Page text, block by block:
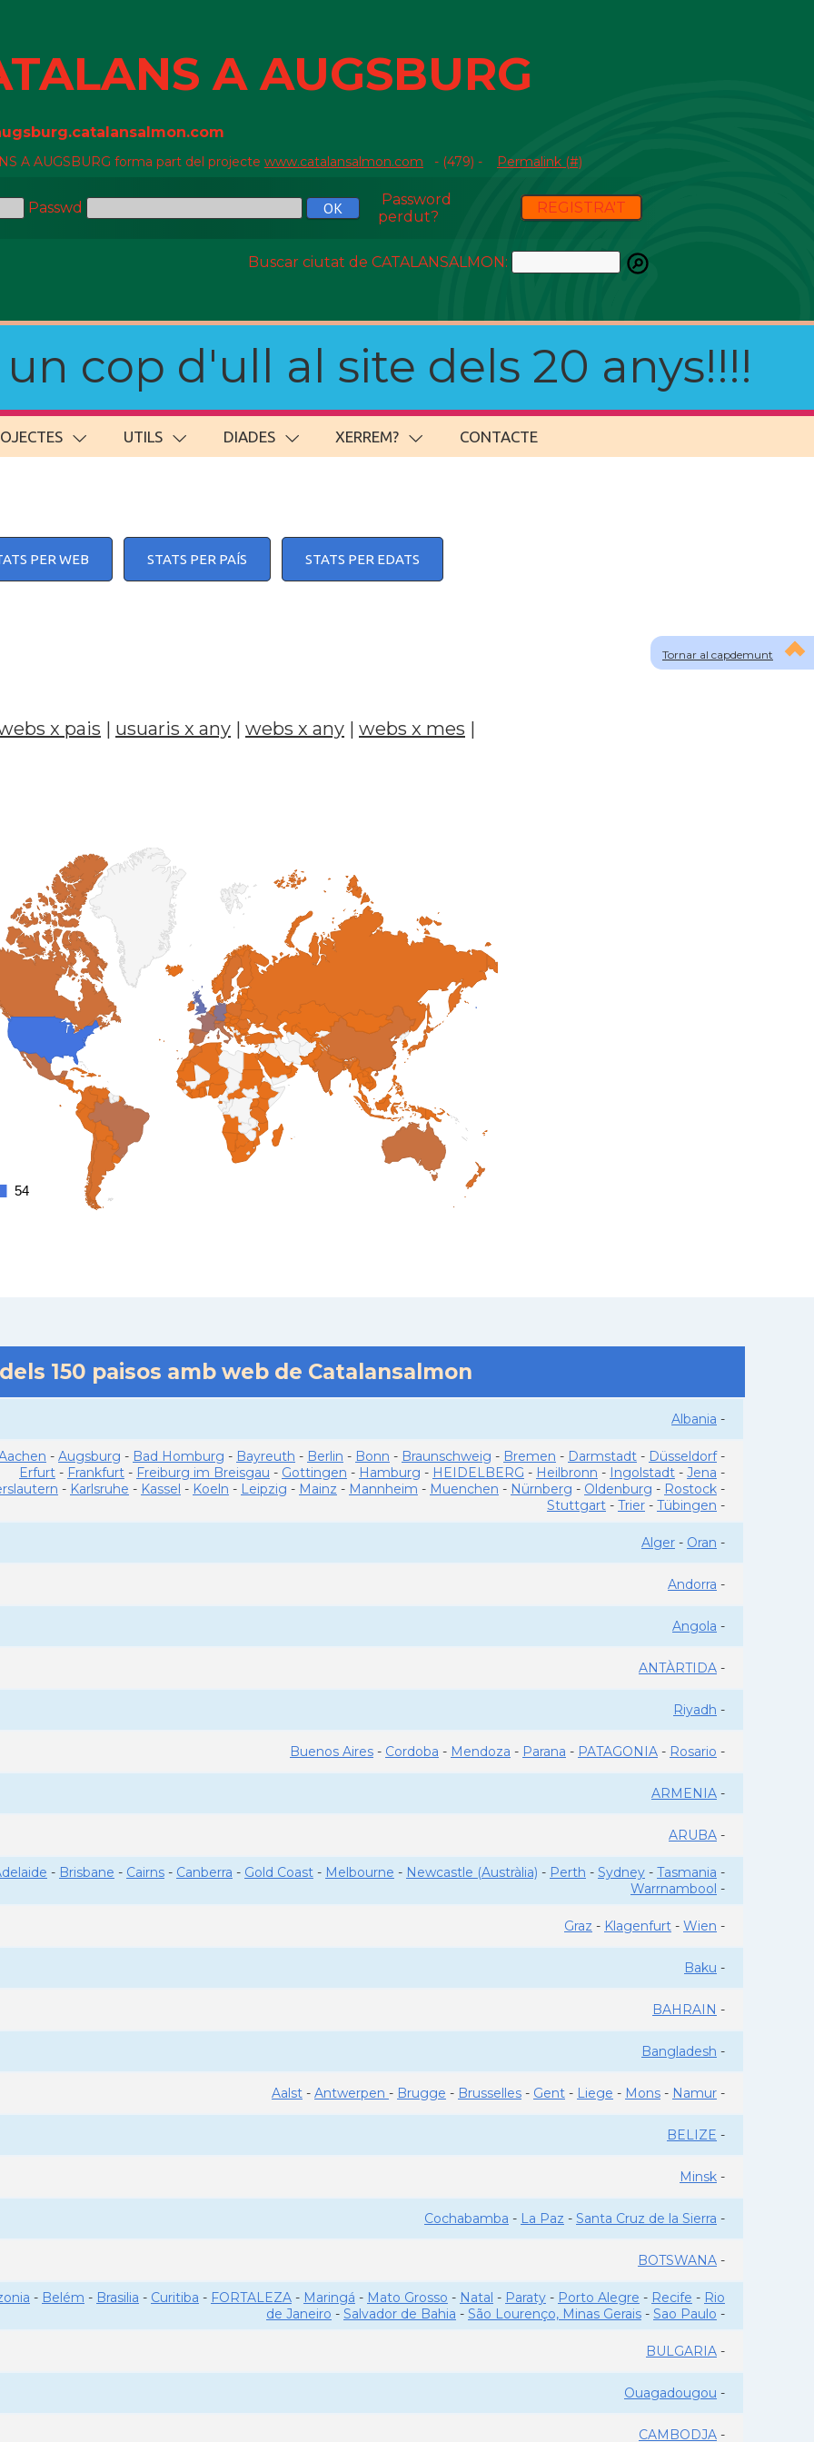
A AUGSBURG
A AUGSBURG forma part del projecte www.catalansalmon.com - (479) - Permalink (#)
Passwd
Password
perdut?
REGISTRA'T
Buscar ciutat de CATALANSALMON:
cop d'ull al site dels 20 anys!!!!
UTILS DIADES XERREM? CONTACTE
Tornar al capdemunt
PER WEB STATS PER PAÍS STATS PER EDATS
x pais | usuaris x any | webs x any | webs x mes |
54
54
150 paisos amb web de Catalansalmon
Albania -
- Augsburg - Bad Homburg - Bayreuth - Berlin - Bonn - Braunschweig - Bremen - Darmstadt - Düsseldorf-
Erfurt - Frankfurt - Freiburg im Breisgau - Gottingen - Hamburg - HEIDELBERG - Heilbronn - Ingolstadt - Jena -
- Karlsruhe - Kassel - Koeln - Leipzig - Mainz - Mannheim - Muenchen - Nürnberg - Oldenburg - Rostock -
Stuttgart - Trier - Tübingen -
Alger - Oran -
Andorra -
Angola -
ANTÀRTIDA -
Riyadh -
Buenos Aires - Cordoba - Mendoza - Parana - PATAGONIA - Rosario -
ARMENIA -
ARUBA -
- Brisbane - Cairns - Canberra - Gold Coast - Melbourne - Newcastle (Austràlia) - Perth - Sydney - Tasmania -
Warrnambool -
Graz - Klagenfurt - Wien -
Baku -
BAHRAIN -
Bangladesh -
Aalst - Antwerpen - Brugge - Brusselles - Gent - Liege - Mons - Namur -
BELIZE -
Minsk -
Cochabamba - La Paz - Santa Cruz de la Sierra -
BOTSWANA -
- Belém - Brasilia - Curitiba - FORTALEZA - Maringá - Mato Grosso - Natal - Paraty - Porto Alegre - Recife - Rio
de Janeiro - Salvador de Bahia - São Lourenço, Minas Gerais - Sao Paulo -
BULGARIA -
Ouagadougou -
CAMBODJA -